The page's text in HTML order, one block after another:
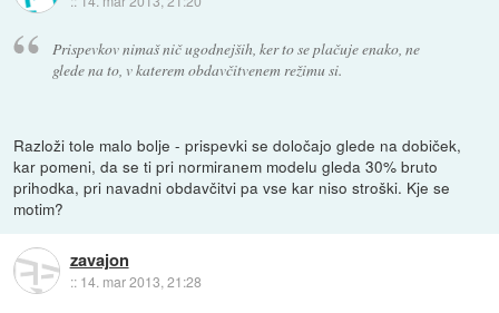
Prispevkov nimaš nič ugodnejših, ker to se plačuje enako, ne
glede na to, v katerem obdavčitvenem režimu si.
Razloži tole malo bolje - prispevki se določajo glede na dobiček,
kar pomeni, da se ti pri normiranem modelu gleda 30% bruto
prihodka, pri navadni obdavčitvi pa vse kar niso stroški. Kje se
motim?
zavajon
:: 14. mar 2013, 21:28